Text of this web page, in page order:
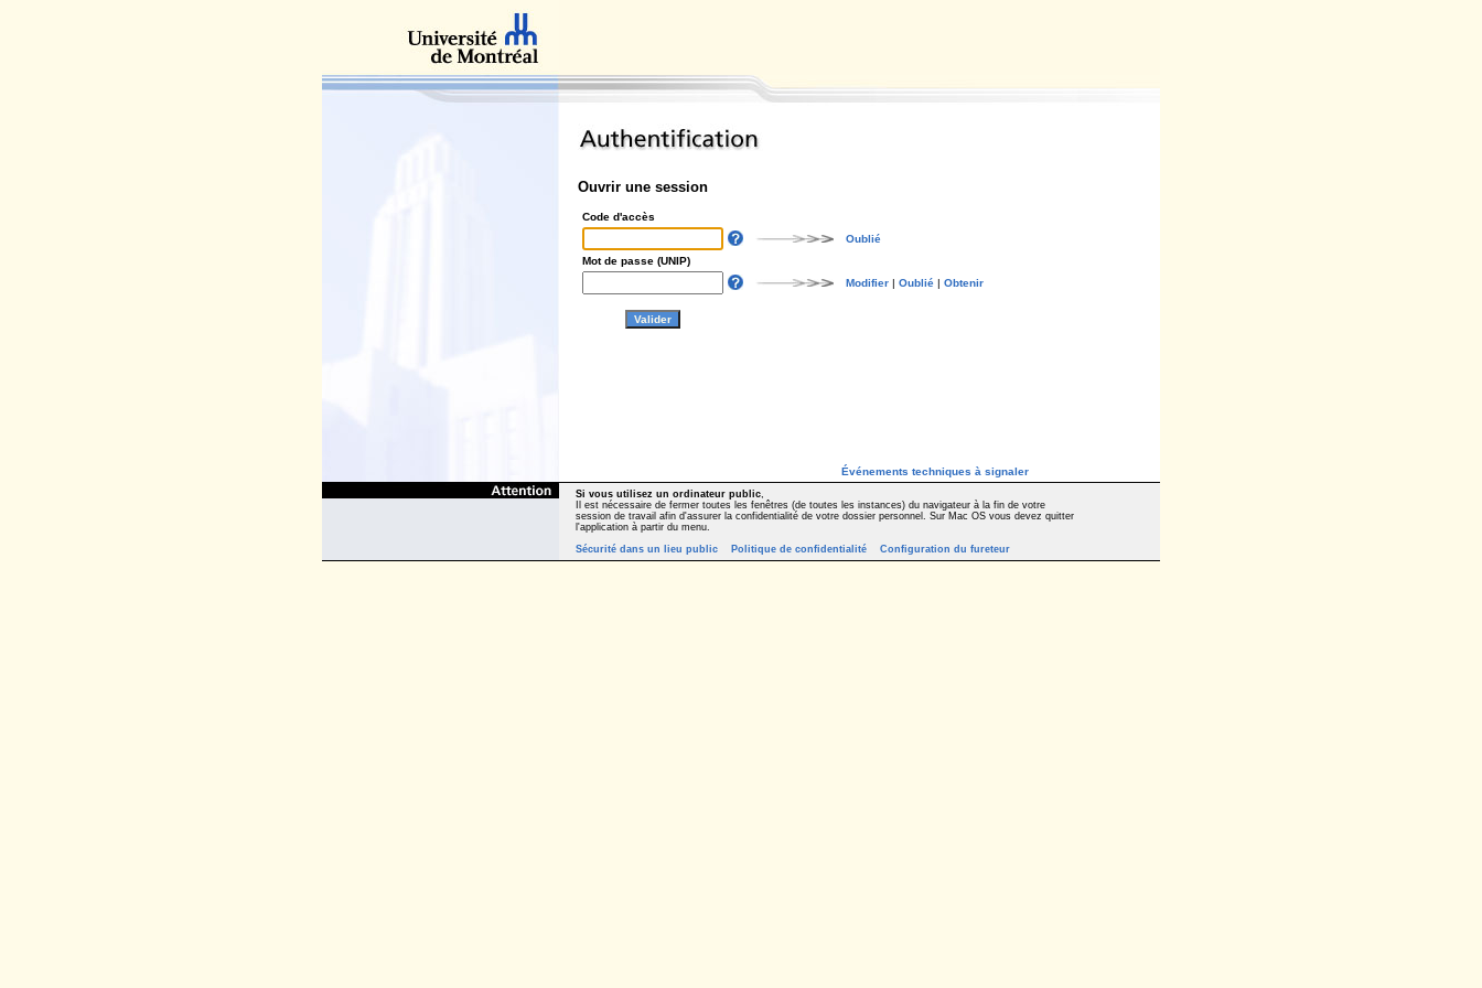
Ouvrir une session
Code d'accès
Oublié
Mot de passe (UNIP)
Modifier | Oublié | Obtenir
Événements techniques à signaler
Si vous utilisez un ordinateur public,
Il est nécessaire de fermer toutes les fenêtres (de toutes les instances) du navigateur à la fin de votre
session de travail afin d'assurer la confidentialité de votre dossier personnel. Sur Mac OS vous devez quitter
l'application à partir du menu.
Sécurité dans un lieu public
Politique de confidentialité Configuration du fureteur